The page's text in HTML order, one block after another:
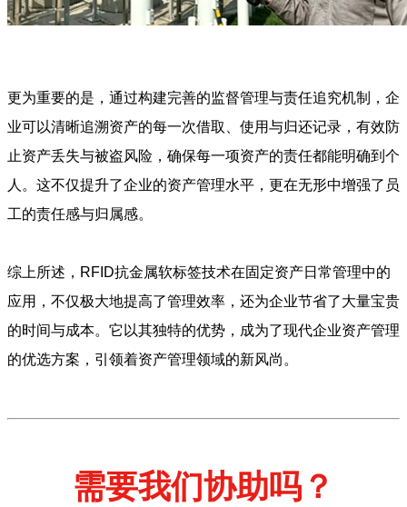
更为重要的是，通过构建完善的监督管理与责任追究机制，企
业可以清晰追溯资产的每一次借取、使用与归还记录，有效防
止资产丢失与被盗风险，确保每一项资产的责任都能明确到个
人。这不仅提升了企业的资产管理水平，更在无形中增强了员
工的责任感与归属感。
综上所述，RFID抗金属软标签技术在固定资产日常管理中的
应用，不仅极大地提高了管理效率，还为企业节省了大量宝贵
的时间与成本。它以其独特的优势，成为了现代企业资产管理
的优选方案，引领着资产管理领域的新风尚。
需要我们协助吗？